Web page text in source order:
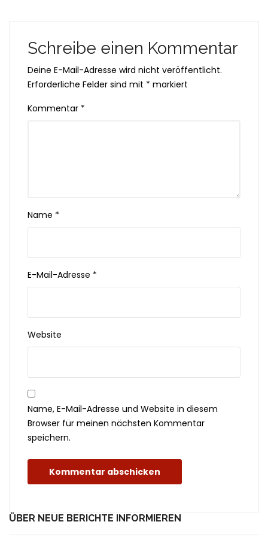
Schreibe einen Kommentar
Deine E-Mail-Adresse wird nicht veröffentlicht.
Erforderliche Felder sind mit * markiert
Kommentar *
Name *
E-Mail-Adresse *
Website
Name, E-Mail-Adresse und Website in diesem
Browser für meinen nächsten Kommentar
speichern.
ÜBER NEUE BERICHTE INFORMIEREN